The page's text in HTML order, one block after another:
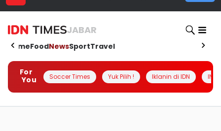
JABAR
HomeFoodNewsSportTravel
For
You
Soccer Times Yuk Pilih ! Iklanin di IDN